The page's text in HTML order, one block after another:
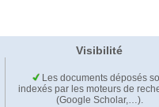
Visibilité
Les documents déposés
indexés par les moteurs de
(Google Scholar,…).